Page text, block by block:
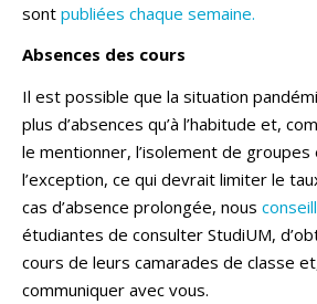
sont publiées chaque semaine.
Absences des cours
Il est possible que la situation
plus d’absences qu’à l’habitude et,
le mentionner, l’isolement de
l’exception, ce qui devrait limiter le
cas d’absence prolongée, nous
étudiantes de consulter StudiUM,
cours de leurs camarades de classe
communiquer avec vous.